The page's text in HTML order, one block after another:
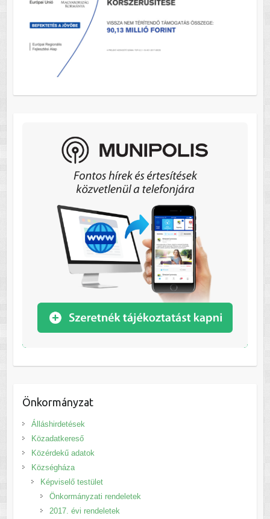
Önkormányzat
Álláshirdetések
Közadatkereső
Közérdekű adatok
Községháza
Képviselő testület
Önkormányzati rendeletek
2017. évi rendeletek